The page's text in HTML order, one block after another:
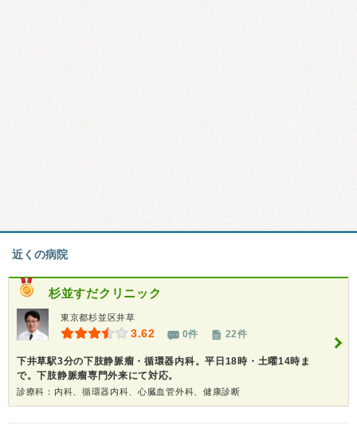
近くの病院
杉並すだクリニック
東京都杉並区井草
3.62 0件 22件
下井草駅3分の下肢静脈瘤・循環器内科。平日18時・土曜14時ま
で。下肢静脈瘤専門外来にて対応。
診療科：内科、循環器内科、心臓血管外科、健康診断